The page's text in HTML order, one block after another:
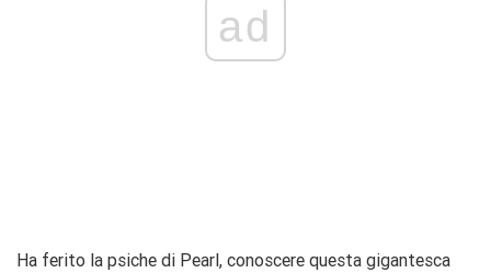
ad
Ha ferito la psiche di Pearl, conoscere questa gigantesca